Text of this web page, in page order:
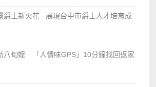
爵士新火花 展現台中市爵士人才培育成
八旬嬤 「人情味GPS」10分鐘找回返家